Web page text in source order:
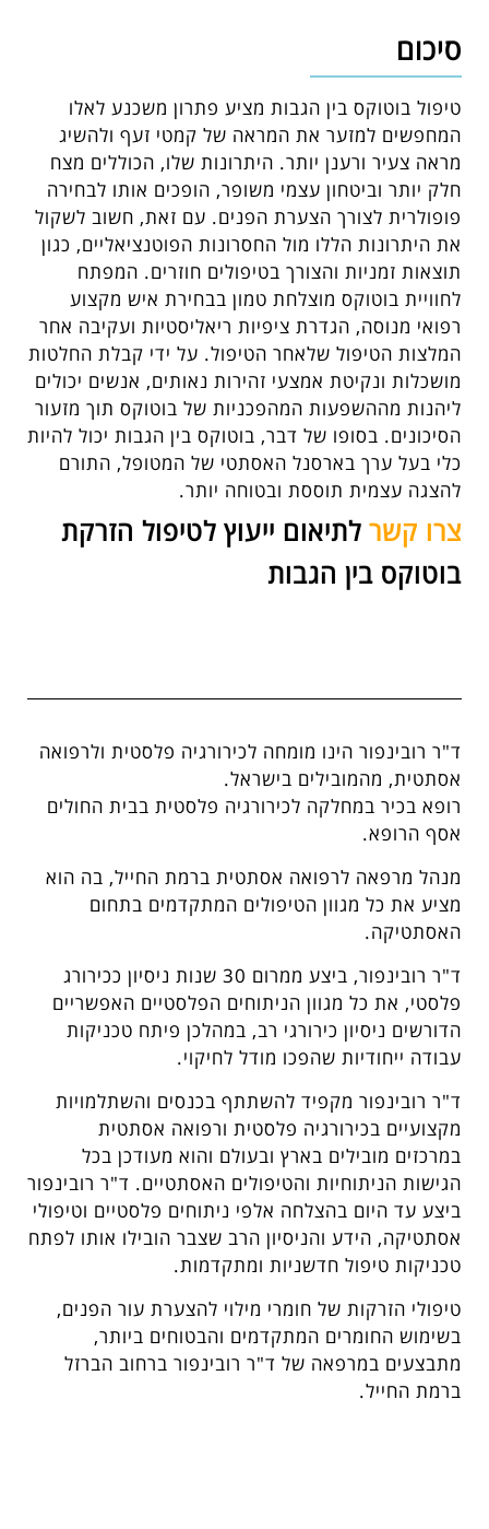
סיכום
טיפול בוטוקס בין הגבות מציע פתרון משכנע לאלו
המחפשים למזער את המראה של קמטי זעף ולהשיג
מראה צעיר ורענן יותר. היתרונות שלו, הכוללים מצח
חלק יותר וביטחון עצמי משופר, הופכים אותו לבחירה
פופולרית לצורך הצערת הפנים. עם זאת, חשוב לשקול
את היתרונות הללו מול החסרונות הפוטנציאליים, כגון
תוצאות זמניות והצורך בטיפולים חוזרים. המפתח
לחוויית בוטוקס מוצלחת טמון בבחירת איש מקצוע
רפואי מנוסה, הגדרת ציפיות ריאליסטיות ועקיבה אחר
המלצות הטיפול שלאחר הטיפול. על ידי קבלת החלטות
מושכלות ונקיטת אמצעי זהירות נאותים, אנשים יכולים
ליהנות מההשפעות המהפכניות של בוטוקס תוך מזעור
הסיכונים. בסופו של דבר, בוטוקס בין הגבות יכול להיות
כלי בעל ערך בארסנל האסתטי של המטופל, התורם
להצגה עצמית תוססת ובטוחה יותר.
צרו קשר לתיאום ייעוץ לטיפול הזרקת
בוטוקס בין הגבות
ד"ר רובינפור הינו מומחה לכירורגיה פלסטית ולרפואה
אסתטית, מהמובילים בישראל.
רופא בכיר במחלקה לכירורגיה פלסטית בבית החולים
אסף הרופא.
מנהל מרפאה לרפואה אסתטית ברמת החייל, בה הוא
מציע את כל מגוון הטיפולים המתקדמים בתחום
האסתטיקה.
ד"ר רובינפור, ביצע ממרום 30 שנות ניסיון ככירורג
פלסטי, את כל מגוון הניתוחים הפלסטיים האפשריים
הדורשים ניסיון כירורגי רב, במהלכן פיתח טכניקות
עבודה ייחודיות שהפכו מודל לחיקוי.
ד"ר רובינפור מקפיד להשתתף בכנסים והשתלמויות
מקצועיים בכירורגיה פלסטית ורפואה אסתטית
במרכזים מובילים בארץ ובעולם והוא מעודכן בכל
הגישות הניתוחיות והטיפולים האסתטיים. ד"ר רובינפור
ביצע עד היום בהצלחה אלפי ניתוחים פלסטיים וטיפולי
אסתטיקה, הידע והניסיון הרב שצבר הובילו אותו לפתח
טכניקות טיפול חדשניות ומתקדמות.
טיפולי הזרקות של חומרי מילוי להצערת עור הפנים,
בשימוש החומרים המתקדמים והבטוחים ביותר,
מתבצעים במרפאה של ד"ר רובינפור ברחוב הברזל
ברמת החייל.